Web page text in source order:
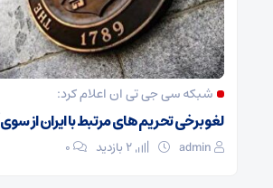
شبکه سی جی تی ان اعلام کرد:
لغو برخی تحریم های مرتبط با ایران از سوی
admin ۰